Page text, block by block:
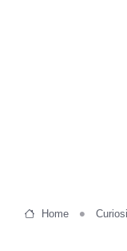
Home